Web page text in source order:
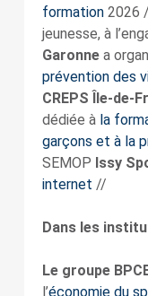
formation2026
jeunesse, à
Garonnea
prévention des
CREPS Île-de-
dédiée à la
garçons et à la
SEMOP Issy
internet //
Dans les
Le groupe
l’économie du